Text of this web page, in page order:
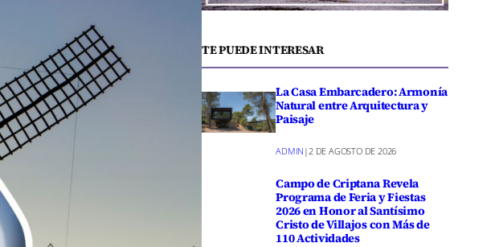
TE PUEDE INTERESAR
La Casa Embarcadero: Armonía
Natural entre Arquitectura y
Paisaje
ADMIN |2 DE AGOSTO DE 2026
Campo de Criptana Revela
Programa de Feria y Fiestas
2026 en Honor al Santísimo
Cristo de Villajos con Más de
110 Actividades